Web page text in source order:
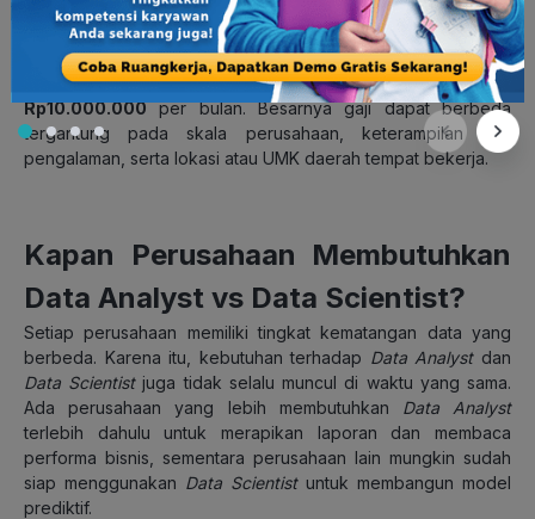
pendidikan, pemerintahan, dan sektor lainnya.
Menurut data dari Jobstreet, kisaran gajiData Analystdi
Indonesia berada antaraRp6.500.000 hingga
Rp10.000.000per bulan. Besarnya gaji dapat berbeda
tergantung pada skala perusahaan, keterampilan dan
pengalaman, serta lokasi atau UMK daerah tempat bekerja.
Kapan Perusahaan Membutuhkan
Data Analyst vs Data Scientist?
Setiap perusahaan memiliki tingkat kematangan data yang
berbeda. Karena itu, kebutuhan terhadap Data Analystdan
Data Scientistjuga tidak selalu muncul di waktu yang sama.
Ada perusahaan yang lebih membutuhkan Data Analyst
terlebih dahulu untuk merapikan laporan dan membaca
performa bisnis, sementara perusahaan lain mungkin sudah
siap menggunakan Data Scientistuntuk membangun model
prediktif.